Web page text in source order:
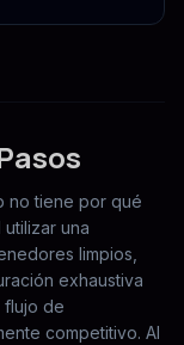
no tiene por qué
una
limpios,
exhaustiva
flujo de
competitivo. Al